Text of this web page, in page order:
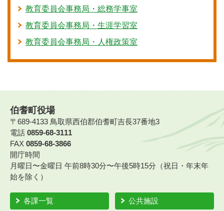
教育委員会事務局・総務学事室
教育委員会事務局・生涯学習室
教育委員会事務局・人権政策室
伯耆町役場
〒689-4133 鳥取県西伯郡伯耆町吉長37番地3
電話 0859-68-3111
FAX 0859-68-3866
開庁時間
月曜日〜金曜日 午前8時30分〜午後5時15分（祝日・年末年
始を除く）
各課一覧 公共施設